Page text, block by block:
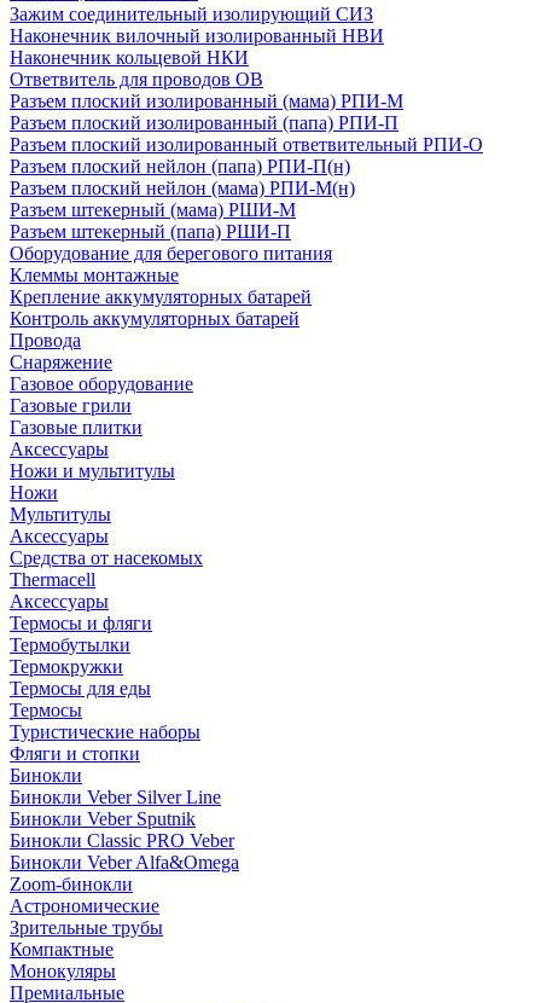
Зажим соединительный изолирующий СИЗ
Наконечник вилочный изолированный НВИ
Наконечник кольцевой НКИ
Ответвитель для проводов ОВ
Разъем плоский изолированный (мама) РПИ-М
Разъем плоский изолированный (папа) РПИ-П
Разъем плоский изолированный ответвительный РПИ-О
Разъем плоский нейлон (папа) РПИ-П(н)
Разъем плоский нейлон (мама) РПИ-М(н)
Разъем штекерный (мама) РШИ-М
Разъем штекерный (папа) РШИ-П
Оборудование для берегового питания
Клеммы монтажные
Крепление аккумуляторных батарей
Контроль аккумуляторных батарей
Провода
Снаряжение
Газовое оборудование
Газовые грили
Газовые плитки
Аксессуары
Ножи и мультитулы
Ножи
Мультитулы
Аксессуары
Средства от насекомых
Thermacell
Аксессуары
Термосы и фляги
Термобутылки
Термокружки
Термосы для еды
Термосы
Туристические наборы
Фляги и стопки
Бинокли
Бинокли Veber Silver Line
Бинокли Veber Sputnik
Бинокли Classic PRO Veber
Бинокли Veber Alfa&Omega
Zoom-бинокли
Астрономические
Зрительные трубы
Компактные
Монокуляры
Премиальные